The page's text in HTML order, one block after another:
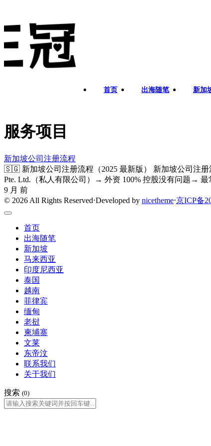
首页 出海随笔 新加
服务项目
新加坡公司注册流程
🇸🇬 新加坡公司注册流程（2025 最新版） 新加坡公司注册
Pte. Ltd.（私人有限公司）→ 外资 100% 控股没有问题→
9 月 前
© 2026 All Rights Reserved⋅Developed by nicetheme⋅京ICP备
首页
出海随笔
新加坡
马来西亚
印度尼西亚
泰国
越南
菲律宾
缅甸
老挝
柬埔寨
文莱
东帝汶
联系我们
关于我们
搜索 (0)